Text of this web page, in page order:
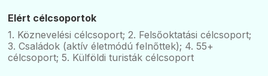
Elért célcsoportok
1. Köznevelési célcsoport; 2. Felsőoktatási célcsoport;
3. Családok (aktív életmódú felnőttek); 4. 55+
célcsoport; 5. Külföldi turisták célcsoport